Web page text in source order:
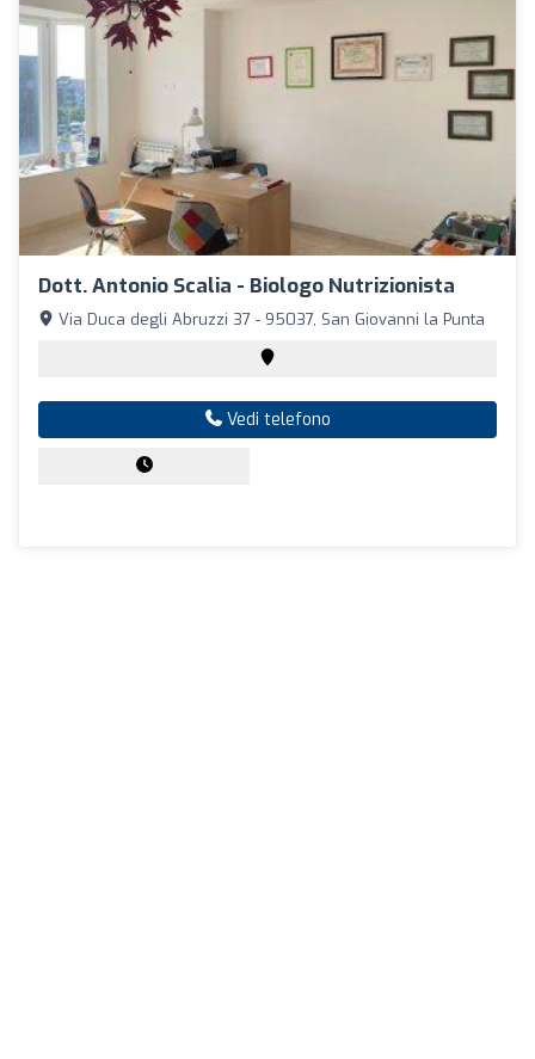
Dott. Antonio Scalia - Biologo Nutrizionista
Via Duca degli Abruzzi 37 - 95037, San Giovanni la Punta
Vedi telefono